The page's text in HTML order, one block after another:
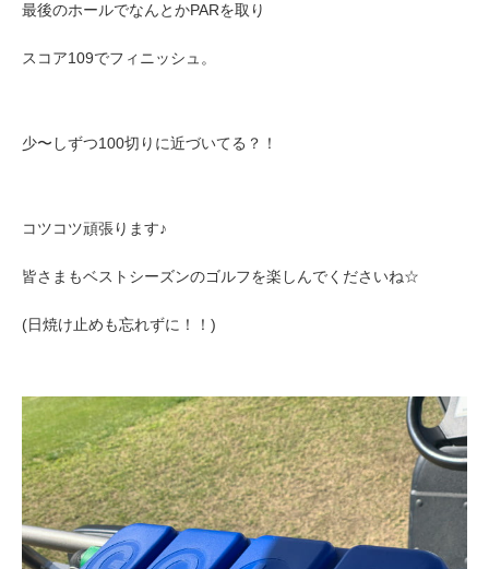
最後のホールでなんとかPARを取り
スコア109でフィニッシュ。
少〜しずつ100切りに近づいてる？！
コツコツ頑張ります♪
皆さまもベストシーズンのゴルフを楽しんでくださいね☆
(日焼け止めも忘れずに！！)